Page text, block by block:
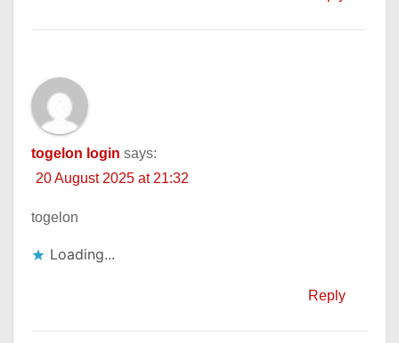
togelon login says:
20 August 2025 at 21:32
togelon
Loading...
Reply